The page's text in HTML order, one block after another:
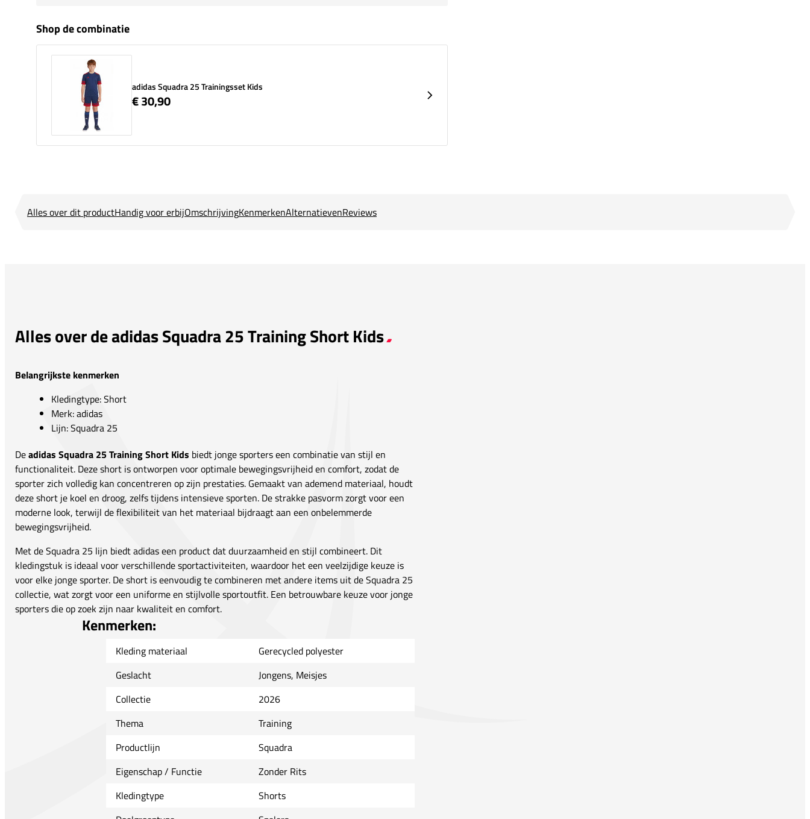
Shop de combinatie
adidas Squadra 25 Trainingsset Kids
€ 30,90
Alles over dit productHandig voor erbijOmschrijvingKenmerkenAlternatievenReviews
Alles over de adidas Squadra 25 Training Short Kids
Belangrijkste kenmerken
Kledingtype: Short
Merk: adidas
Lijn: Squadra 25
Deadidas Squadra 25 Training Short Kids biedt jonge sporters een combinatie van stijl en
functionaliteit. Deze short is ontworpen voor optimale bewegingsvrijheid en comfort, zodat de
sporter zich volledig kan concentreren op zijn prestaties. Gemaakt van ademend materiaal, houdt
deze short je koel en droog, zelfs tijdens intensieve sporten. De strakke pasvorm zorgt voor een
moderne look, terwijl de flexibiliteit van het materiaal bijdraagt aan een onbelemmerde
bewegingsvrijheid.
Met de Squadra 25 lijn biedt adidas een product dat duurzaamheid en stijl combineert. Dit
kledingstuk is ideaal voor verschillende sportactiviteiten, waardoor het een veelzijdige keuze is
voor elke jonge sporter. De short is eenvoudig te combineren met andere items uit de Squadra 25
collectie, wat zorgt voor een uniforme en stijlvolle sportoutfit. Een betrouwbare keuze voor jonge
sporters die op zoek zijn naar kwaliteit en comfort.
Kenmerken:
Kleding materiaal
Gerecycled polyester
Geslacht
Jongens, Meisjes
Collectie
2026
Thema
Training
Productlijn
Squadra
Eigenschap / Functie
Zonder Rits
Kledingtype
Shorts